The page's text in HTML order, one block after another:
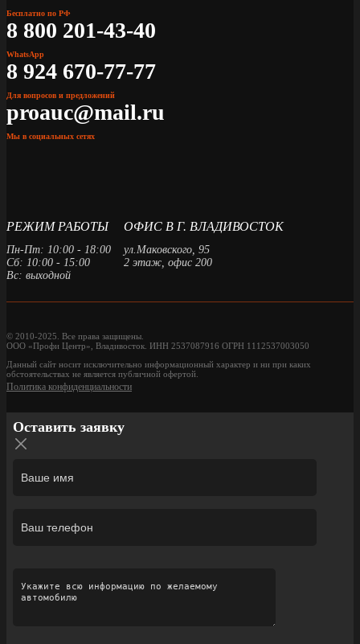
Бесплатно по РФ
8 800 201-43-40
WhatsApp
8 924 670-77-77
Для вопросов и предложений
proauc@mail.ru
Мы в социальных сетях
РЕЖИМ РАБОТЫ
Пн-Пт: 10:00 - 18:00
Сб: 10:00 - 15:00
Вс: выходной
ОФИС В Г. ВЛАДИВОСТОК
ул.Маковского, 95
2 этаж, офис 200
© 2010-2025. Все права защищены.
ООО «Профи Центр», Владивосток. ИНН 2537087916 ОГРН 1112537003050
Данный сайт носит исключительно информационный характер и ни при каких
обстоятельствах не является публичной офертой.
Политика конфиденциальности
Оставить заявку